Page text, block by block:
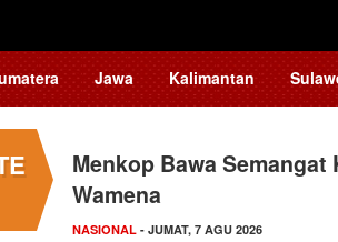
Jawa Kalimantan
Menkop Bawa
Wamena
NASIONAL - JUMAT, 7 AGU 2026